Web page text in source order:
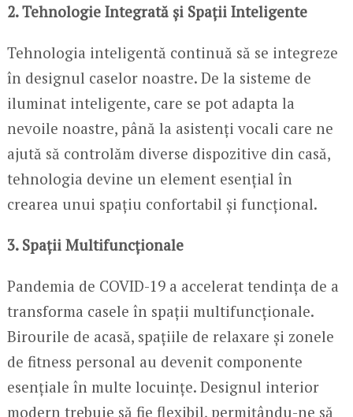
2. Tehnologie Integrată și Spații Inteligente
Tehnologia inteligentă continuă să se integreze
în designul caselor noastre. De la sisteme de
iluminat inteligente, care se pot adapta la
nevoile noastre, până la asistenți vocali care ne
ajută să controlăm diverse dispozitive din casă,
tehnologia devine un element esențial în
crearea unui spațiu confortabil și funcțional.
3. Spații Multifuncționale
Pandemia de COVID-19 a accelerat tendința de a
transforma casele în spații multifuncționale.
Birourile de acasă, spațiile de relaxare și zonele
de fitness personal au devenit componente
esențiale în multe locuințe. Designul interior
modern trebuie să fie flexibil, permițându-ne să